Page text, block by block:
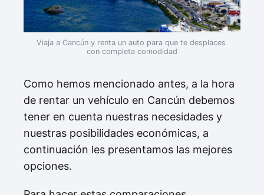
Viaja a Cancún y renta un auto para que te desplaces
con completa comodidad
Como hemos mencionado antes, a la hora
de rentar un vehículo en Cancún debemos
tener en cuenta nuestras necesidades y
nuestras posibilidades económicas, a
continuación les presentamos las mejores
opciones.